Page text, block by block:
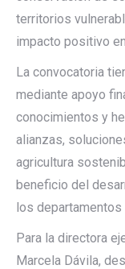
territorios
impacto positivo
La convocatoria
mediante apoyo
conocimientos y
alianzas,
agricultura
beneficio del
los
Para la directora
Marcela Dávila,